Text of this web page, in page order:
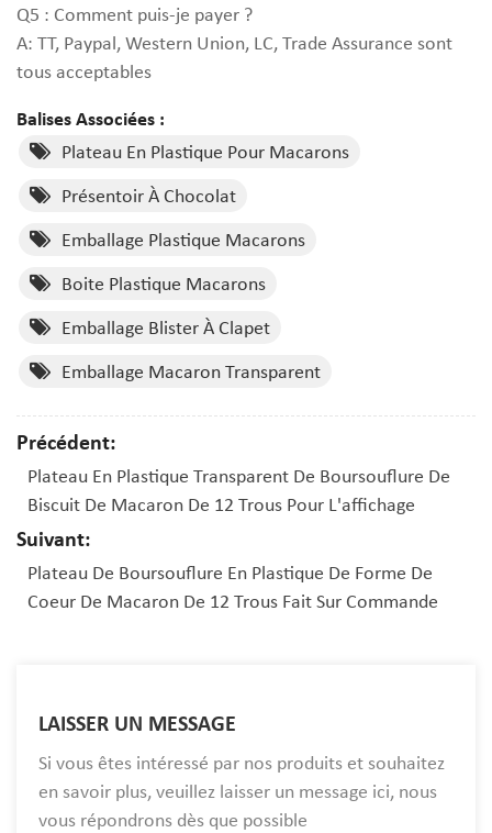
Q5 : Comment puis-je payer ?
A: TT, Paypal, Western Union, LC, Trade Assurance sont
tous acceptables
Balises Associées :
Plateau En Plastique Pour Macarons
Présentoir À Chocolat
Emballage Plastique Macarons
Boite Plastique Macarons
Emballage Blister À Clapet
Emballage Macaron Transparent
Précédent:
Plateau En Plastique Transparent De Boursouflure De
Biscuit De Macaron De 12 Trous Pour L'affichage
Suivant:
Plateau De Boursouflure En Plastique De Forme De
Coeur De Macaron De 12 Trous Fait Sur Commande
LAISSER UN MESSAGE
Si vous êtes intéressé par nos produits et souhaitez
en savoir plus, veuillez laisser un message ici, nous
vous répondrons dès que possible